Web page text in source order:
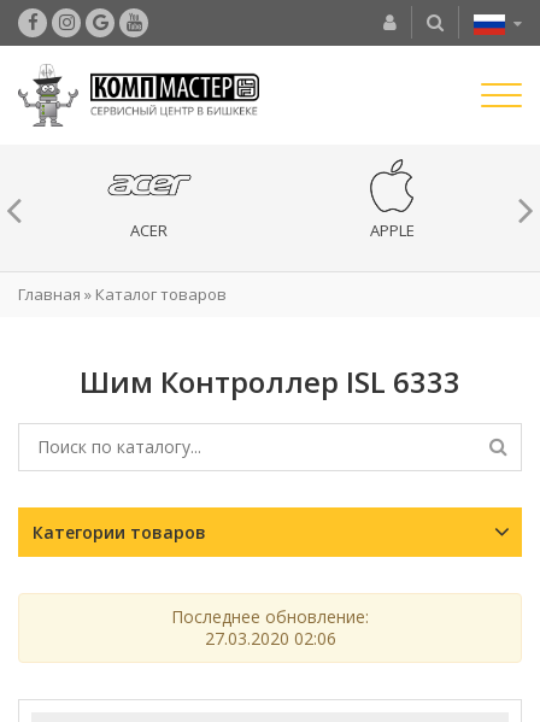
ACER APPLE
Главная » Каталог товаров
Шим Контроллер ISL 6333
Категории товаров
Последнее обновление:
27.03.2020 02:06